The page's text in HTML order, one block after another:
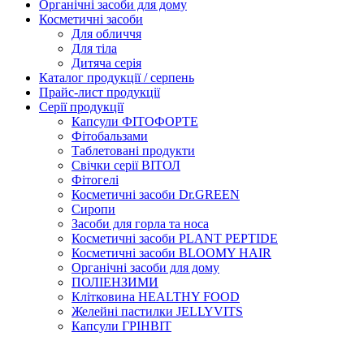
Органічні засоби для дому
Косметичні засоби
Для обличчя
Для тіла
Дитяча серія
Каталог продукції / серпень
Прайс-лист продукції
Серії продукції
Капсули ФІТОФОРТЕ
Фітобальзами
Таблетовані продукти
Свічки серії ВІТОЛ
Фітогелі
Косметичні засоби Dr.GREEN
Сиропи
Засоби для горла та носа
Косметичні засоби PLANT PEPTIDE
Косметичні засоби BLOOMY HAIR
Органічні засоби для дому
ПОЛІЕНЗИМИ
Клітковина HEALTHY FOOD
Желейні пастилки JELLYVITS
Капсули ГРІНВІТ